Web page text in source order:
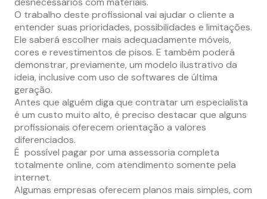
O trabalho deste profissional vai ajudar o cliente a
entender suas prioridades, possibilidades e limitações.
Ele saberá escolher mais adequadamente móveis,
cores e revestimentos de pisos. E também poderá
demonstrar, previamente, um modelo ilustrativo da
ideia, inclusive com uso de softwares de última
geração.
Antes que alguém diga que contratar um especialista
é um custo muito alto, é preciso destacar que alguns
profissionais oferecem orientação a valores
diferenciados.
É possível pagar por uma assessoria completa
totalmente online, com atendimento somente pela
internet.
Algumas empresas oferecem planos mais simples, com